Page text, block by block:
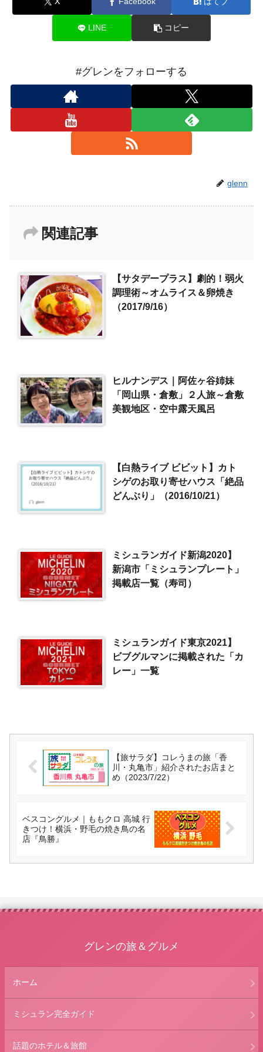
LINE コピー
#グレンをフォローする
glenn
関連記事
【サタデープラス】劇的！弱火
調理術～オムライス＆卵焼き
（2017/9/16）
ヒルナンデス｜阿佐ヶ谷姉妹
「岡山県・倉敷」２人旅～倉敷
美観地区・空中露天風呂
【白熱ライブ ビビット】カト
シゲのお取り寄せハウス「絶品
どんぶり」（2016/10/21）
ミシュランガイド新潟2020】
新潟市「ミシュランプレート」
掲載店一覧（寿司）
ミシュランガイド東京2021】
ビブグルマンに掲載された「カ
レー」一覧
【旅サラダ】コレうまの旅「香
川・丸亀市」紹介されたお店まと
め（2023/7/22）
ベスコングルメ｜ももクロ 高城 行
きつけ！横浜・野毛の焼き鳥の名
店『鳥勝』
グレンの旅＆グルメ
ホーム
ミシュラン完全ガイド
話題のホテル＆旅館